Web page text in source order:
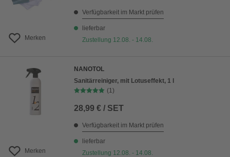
Merken
Verfügbarkeit im Markt prüfen
lieferbar
Zustellung 12.08. - 14.08.
Merken
NANOTOL
Sanitärreiniger, mit Lotuseffekt, 1 l
(1)
28,99 € / SET
Verfügbarkeit im Markt prüfen
lieferbar
Zustellung 12.08. - 14.08.